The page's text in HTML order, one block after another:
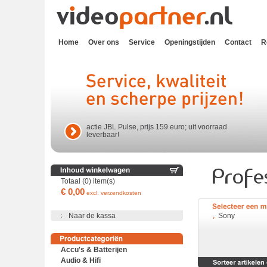
Home Over ons Service Openingstijden Contact
actie JBL Pulse, prijs 159 euro; uit voorraad
leverbaar!
Totaal (0) item(s)
€ 0,00 excl. verzendkosten
Naar de kassa
Accu's & Batterijen
Accu's en batterijen
Audio & Hifi
Sony